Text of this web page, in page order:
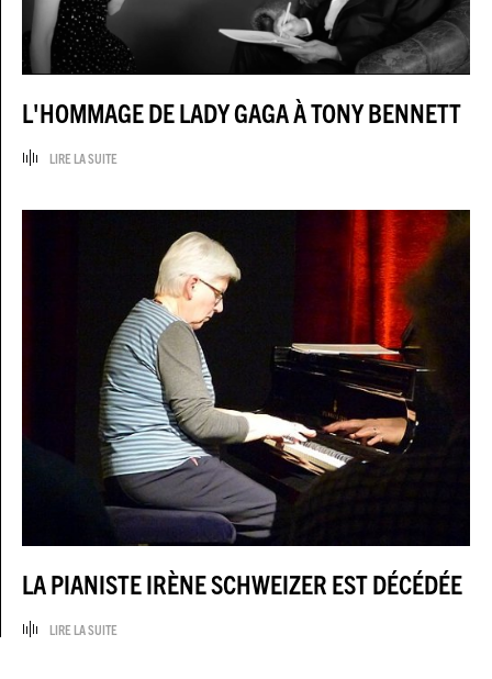
L'HOMMAGE DE LADY GAGA À TONY BENNETT
LIRE LA SUITE
LA PIANISTE IRÈNE SCHWEIZER EST DÉCÉDÉE
LIRE LA SUITE